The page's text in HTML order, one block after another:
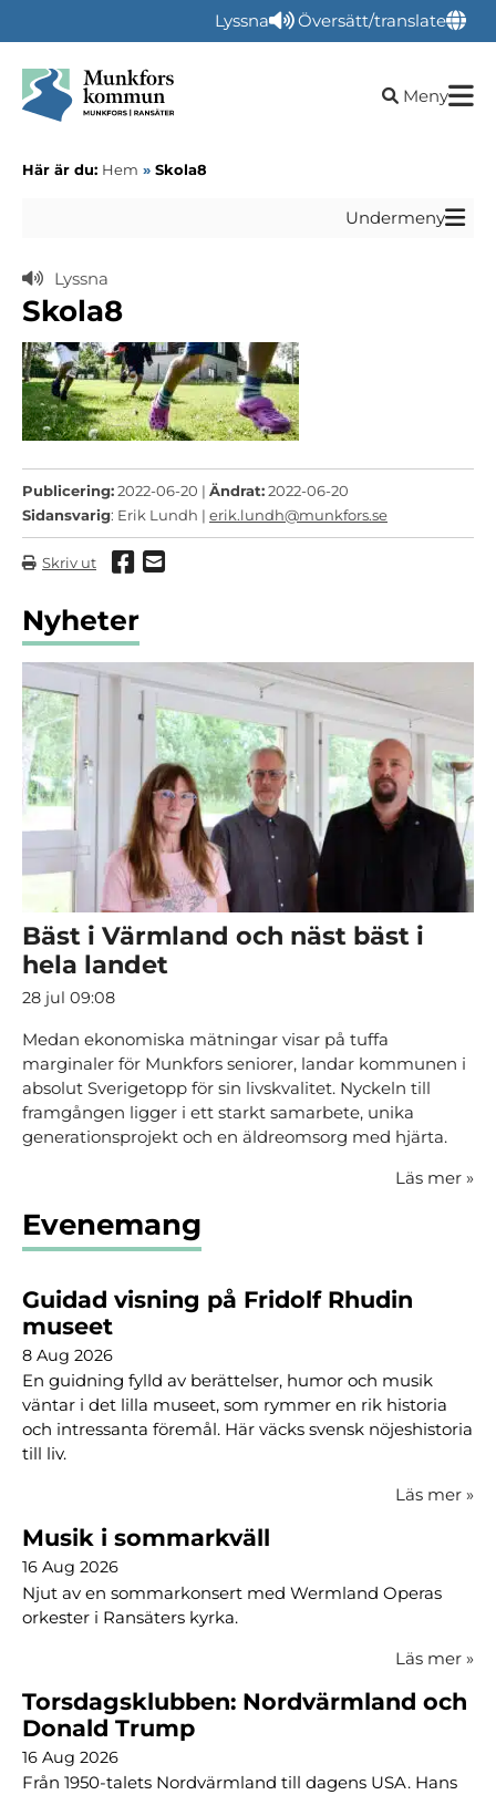
Lyssna Översätt/translate
Öppna
Meny
Här är du: Hem » Skola8
Undermeny
Lyssna
Skola8
Publicering:2022-06-20 | Ändrat:2022-06-20
Sidansvarig: Erik Lundh | erik.lundh@munkfors.se
Skriv ut Dela via Facebook
Dela via mail
Nyheter
Bäst i Värmland och näst bäst i
hela landet
28 jul 09:08
Medan ekonomiska mätningar visar på tuffa
marginaler för Munkfors seniorer, landar kommunen i
absolut Sverigetopp för sin livskvalitet. Nyckeln till
framgången ligger i ett starkt samarbete, unika
generationsprojekt och en äldreomsorg med hjärta.
Läs mer »
Evenemang
Guidad visning på Fridolf Rhudin
museet
8 Aug 2026
En guidning fylld av berättelser, humor och musik
väntar i det lilla museet, som rymmer en rik historia
och intressanta föremål. Här väcks svensk nöjeshistoria
till liv.
Läs mer »
Musik i sommarkväll
16 Aug 2026
Njut av en sommarkonsert med Wermland Operas
orkester i Ransäters kyrka.
Läs mer »
Torsdagsklubben: Nordvärmland och
Donald Trump
16 Aug 2026
Från 1950-talets Nordvärmland till dagens USA. Hans